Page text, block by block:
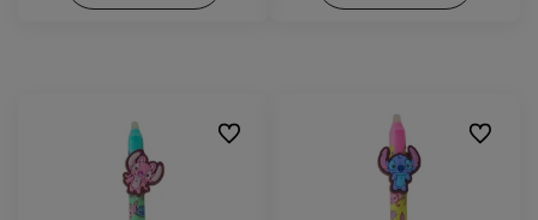
Do ulubionych Do